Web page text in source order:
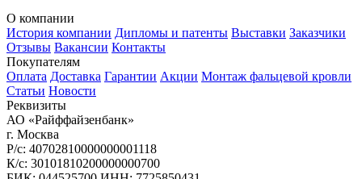
О компании
История компании Дипломы и патенты Выставки Заказчики
Отзывы Вакансии Контакты
Покупателям
Оплата Доставка Гарантии Акции Монтаж фальцевой кровли
Статьи Новости
Реквизиты
АО «Райффайзенбанк»
г. Москва
Р/с: 40702810000000001118
К/с: 30101810200000000700